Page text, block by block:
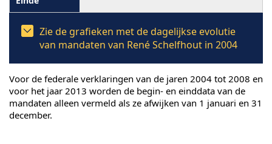
Zie de grafieken met de dagelijkse evolutie
van mandaten van René Schelfhout in 2004
Voor de federale verklaringen van de jaren 2004 tot 2008 en
voor het jaar 2013 worden de begin- en einddata van de
mandaten alleen vermeld als ze afwijken van 1 januari en 31
december.